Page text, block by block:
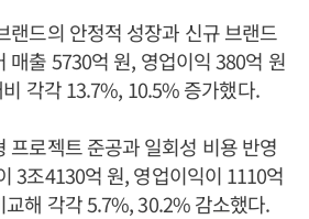
랜드의 안정적 성장과 신규 브랜드
매출 5730억 원, 영업이익 380억 원
각각 13.7%, 10.5% 증가했다.
프로젝트 준공과 일회성 비용 반영
3조4130억 원, 영업이익이 1110억
해 각각 5.7%, 30.2% 감소했다.